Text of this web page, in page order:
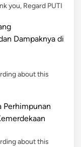
you, Regard PUTI
Dampaknya di
about this
Perhimpunan
about this